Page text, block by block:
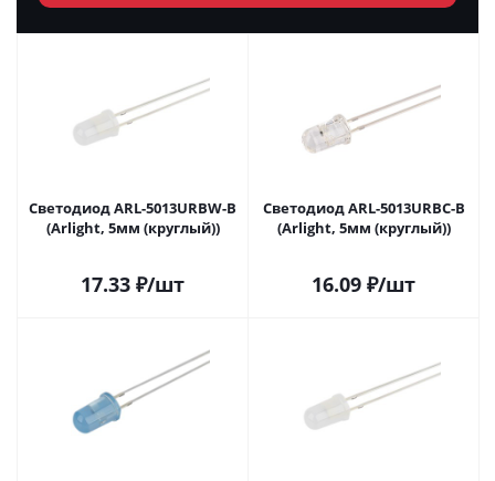
Светодиод ARL-5013URBW-B
(Arlight, 5мм (круглый))
17.33 ₽/шт
Светодиод ARL-5013URBC-B
(Arlight, 5мм (круглый))
16.09 ₽/шт